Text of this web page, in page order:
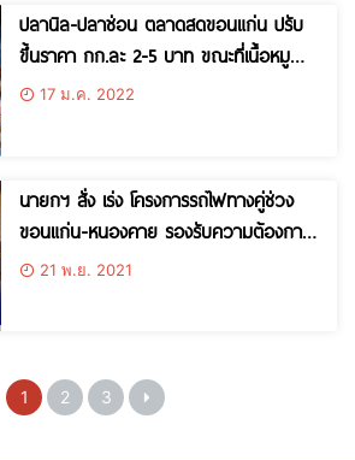
ปลานิล-ปลาช่อน ตลาดสดขอนแก่น ปรับ
ขึ้นราคา กก.ละ 2-5 บาท ขณะที่เนื้อหมู
เตรียมปรับขึ้นราคาอีกระลอก ด้านมะละกอ
17 ม.ค. 2022
นายกฯ สั่ง เร่ง โครงการรถไฟทางคู่ช่วง
ขอนแก่น-หนองคาย รองรับความต้องการ
ประชาชน และเชื่อมโยงกับรถไฟความเร็วสูง
21 พ.ย. 2021
1 2 3